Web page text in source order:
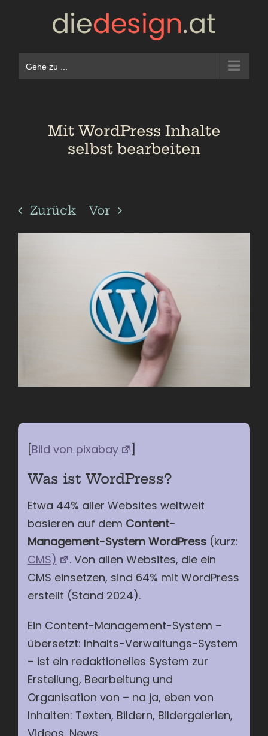
springen
Gehe zu ...
Mit WordPress Inhalte
selbst bearbeiten
Zurück Vor
[Bild von pixabay ]
Was ist WordPress?
Etwa 44% aller Websites weltweit
basieren auf dem Content-
Management-System WordPress(kurz:
CMS)
. Von allen Websites, die ein
CMS einsetzen, sind 64% mit WordPress
erstellt (Stand 2024).
Ein Content-Management-System –
übersetzt: Inhalts-Verwaltungs-System
– ist ein redaktionelles System zur
Erstellung, Bearbeitung und
Organisation von – na ja, eben von
Inhalten: Texten, Bildern, Bildergalerien,